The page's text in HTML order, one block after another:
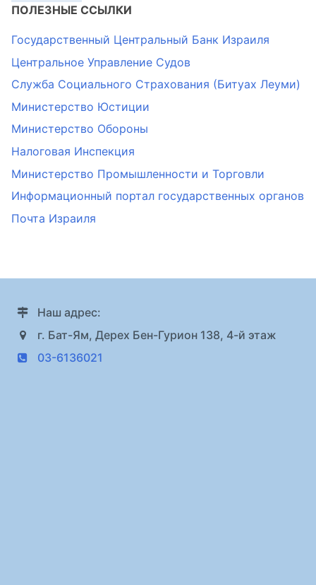
ПОЛЕЗНЫЕ ССЫЛКИ
Государственный Центральный Банк Израиля
Центральное Управление Судов
Служба Социального Страхования (Битуах Леуми)
Министерство Юстиции
Министерство Обороны
Налоговая Инспекция
Министерство Промышленности и Торговли
Информационный портал государственных органов
Почта Израиля
Наш адрес:
г. Бат-Ям, Дерех Бен-Гурион 138, 4-й этаж
03-6136021